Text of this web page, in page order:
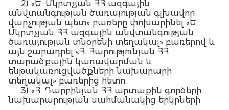
2) «Ե. Մկրտչյան ՀՀ ազգային
անվտանգության ծառայության գլխավոր
վարչության պետ» բառերը փոխարինել «Ե.
Մկրտչյան ՀՀ ազգային անվտանգության
ծառայության տնօրենի տեղակալ» բառերով և
այն շարադրել «Հ. Հարությունյան ՀՀ
տարածքային կառավարման և
ենթակառուցվածքների նախարարի
տեղակալ» բառերից հետո.
3) «Հ. Դարբինյան ՀՀ արտաքին գործերի
նախարարության սահմանակից երկրների